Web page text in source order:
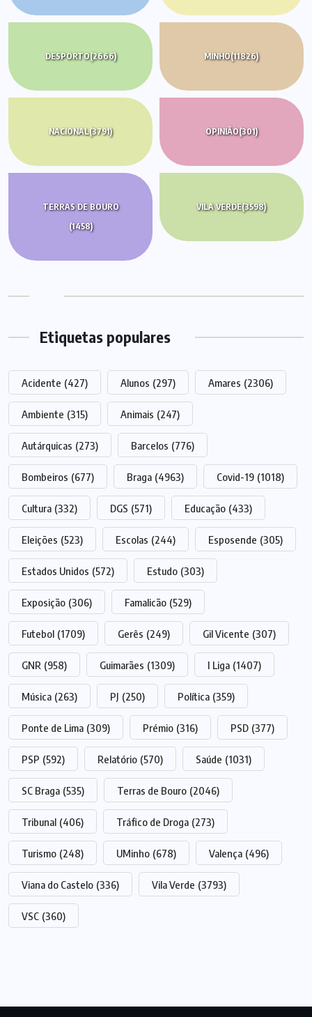
DESPORTO(2666) MINHO(11826)
NACIONAL(3791) OPINIÃO(301)
TERRAS DE BOURO
(1458)
VILA VERDE(3598)
Etiquetas populares
Acidente (427) Alunos (297) Amares (2306)
Ambiente (315) Animais (247)
Autárquicas (273) Barcelos (776)
Bombeiros (677) Braga (4963) Covid-19 (1018)
Cultura (332) DGS (571) Educação (433)
Eleições (523) Escolas (244) Esposende (305)
Estados Unidos (572) Estudo (303)
Exposição (306) Famalicão (529)
Futebol (1709) Gerês (249) Gil Vicente (307)
GNR (958) Guimarães (1309) I Liga (1407)
Música (263) PJ (250) Política (359)
Ponte de Lima (309) Prémio (316) PSD (377)
PSP (592) Relatório (570) Saúde (1031)
SC Braga (535) Terras de Bouro (2046)
Tribunal (406) Tráfico de Droga (273)
Turismo (248) UMinho (678) Valença (496)
Viana do Castelo (336) Vila Verde (3793)
VSC (360)